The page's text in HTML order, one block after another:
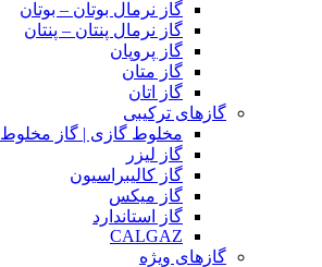
گاز نرمال بوتان – بوتان
گاز نرمال پنتان – پنتان
گاز پروپان
گاز متان
گاز اتان
گازهای ترکیبی
مخلوط گازی | گاز مخلوط
گاز لیزر
گاز کالیبراسیون
گاز میکس
گاز استاندارد
CALGAZ
گازهای ویژه